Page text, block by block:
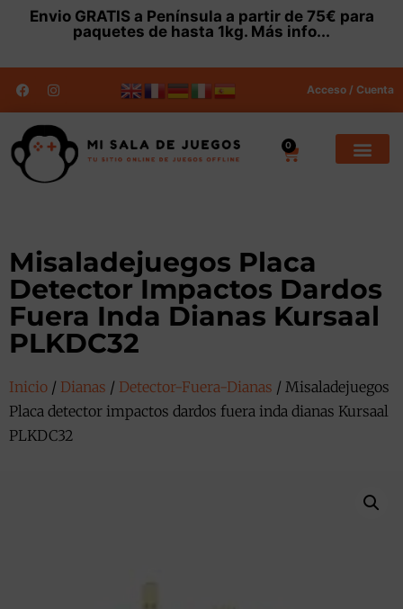
Envio GRATISa Península a partir de 75€ para
paquetes de hasta 1kg. Más info...
Acceso / Cuenta
0
Misaladejuegos Placa
Detector Impactos Dardos
Fuera Inda Dianas Kursaal
PLKDC32
Inicio / Dianas / Detector-Fuera-Dianas / Misaladejuegos
Placa detector impactos dardos fuera inda dianas Kursaal
PLKDC32